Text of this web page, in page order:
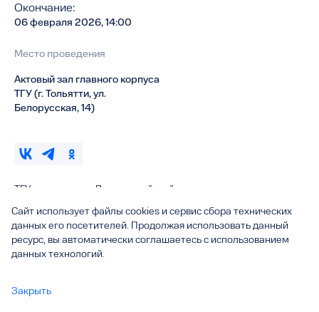
Окончание:
06 февраля 2026, 14:00
Место проведения
Актовый зал главного корпуса
ТГУ (г. Тольятти, ул.
Белорусская, 14)
ТГУ отпразднует День российской науки
6 февраля в Тольяттинском государственном университете
(ТГУ) состоится торжественный приём ректора ТГУМихаила
Криштала, посвящённый Дню российской науки.
и отмечается День российской науки. В канун праздника в
Сайт использует файлы cookies и сервис сбора технических
данных его посетителей. Продолжая использовать данный
ресурс, вы автоматически соглашаетесь с использованием
данных технологий.
Закрыть